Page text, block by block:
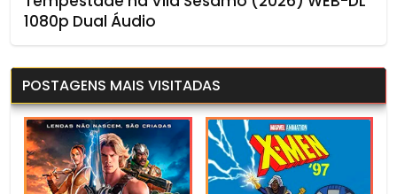
1080p Dual Áudio
POSTAGENS MAIS VISITADAS